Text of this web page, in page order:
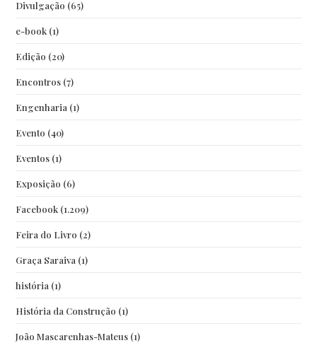
Divulgação (65)
e-book (1)
Edição (20)
Encontros (7)
Engenharia (1)
Evento (40)
Eventos (1)
Exposição (6)
Facebook (1.209)
Feira do Livro (2)
Graça Saraiva (1)
história (1)
História da Construção (1)
João Mascarenhas-Mateus (1)